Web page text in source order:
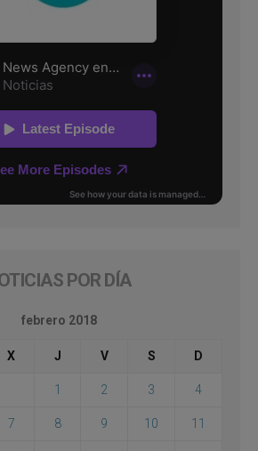
POR DÍA
febrero 2018
X J V S D
1 2 3 4
7 8 9 10 11